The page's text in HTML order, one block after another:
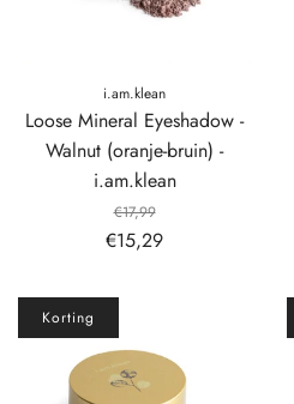
i.am.klean
Loose Mineral Eyeshadow -
Walnut (oranje-bruin) -
i.am.klean
€17,99
€15,29
Korting